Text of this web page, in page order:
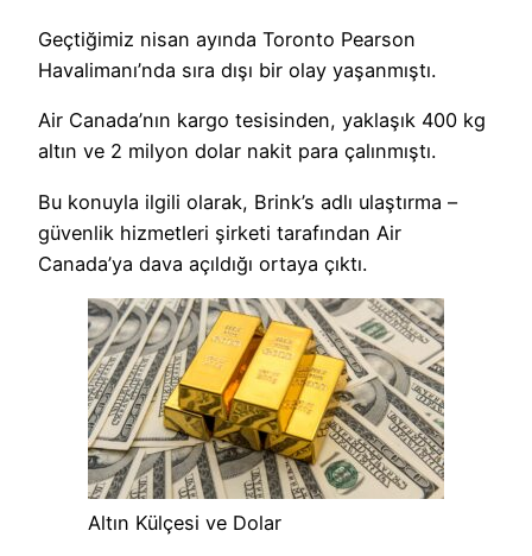
Geçtiğimiz nisan ayında Toronto Pearson
Havalimanı’nda sıra dışı bir olay yaşanmıştı.
Air Canada’nın kargo tesisinden, yaklaşık 400 kg
altın ve 2 milyon dolar nakit para çalınmıştı.
Bu konuyla ilgili olarak, Brink’s adlı ulaştırma –
güvenlik hizmetleri şirketi tarafından Air
Canada’ya dava açıldığı ortaya çıktı.
Altın Külçesi ve Dolar